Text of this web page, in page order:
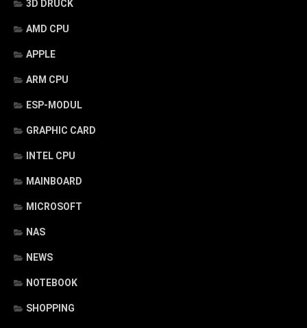
3D DRUCK
AMD CPU
APPLE
ARM CPU
ESP-MODUL
GRAPHIC CARD
INTEL CPU
MAINBOARD
MICROSOFT
NAS
NEWS
NOTEBOOK
SHOPPING